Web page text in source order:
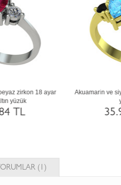
18 ayar altın yüzük (0.32
karat)
TL
Dumanlı
(1)